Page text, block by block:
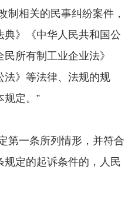
相关的民事纠纷案件，
》《中华人民共和国公
所有制工业企业法》
法》等法律、法规的规
规定。”
一条所列情形，并符合
规定的起诉条件的，人民